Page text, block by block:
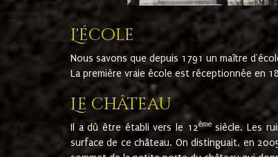
L'école
Nous savons que depuis 1791 un maître
La première vraie école est réceptionnée en
Le château
Il a dû être établi vers le 12èmesiècle. Les
surface de ce château. On distinguait, en